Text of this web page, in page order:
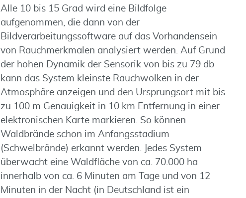
Alle 10 bis 15 Grad wird eine Bildfolge
aufgenommen, die dann von der
Bildverarbeitungssoftware auf das Vorhandensein
von Rauchmerkmalen analysiert werden. Auf Grund
der hohen Dynamik der Sensorik von bis zu 79 db
kann das System kleinste Rauchwolken in der
Atmosphäre anzeigen und den Ursprungsort mit bis
zu 100 m Genauigkeit in 10 km Entfernung in einer
elektronischen Karte markieren. So können
Waldbrände schon im Anfangsstadium
(Schwelbrände) erkannt werden. Jedes System
überwacht eine Waldfläche von ca. 70.000 ha
innerhalb von ca. 6 Minuten am Tage und von 12
Minuten in der Nacht (in Deutschland ist ein